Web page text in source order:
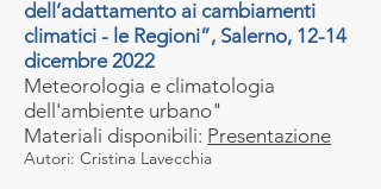
dell’adattamento ai cambiamenti
climatici - le Regioni”, Salerno, 12-14
dicembre 2022
Meteorologia e climatologia
dell'ambiente urbano"
Materiali disponibili: Presentazione
Autori: Cristina Lavecchia